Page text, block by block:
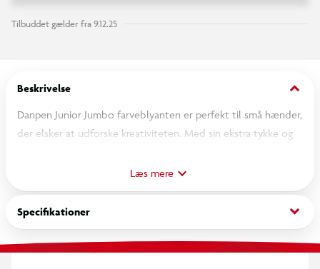
Tilbuddet gælder fra 9.12.25
Beskrivelse keyboard_arrow_down
Danpen Junior Jumbo farveblyanten er perfekt til små hænder,
der elsker at udforske kreativiteten. Med sin ekstra tykke og
som hjælper med at udvikle korrekt skrivestilling og motoriske
færdigheder. Perfekt til skoler og kreative projekter
derhjemme.
Læs mere
Specifikationer keyboard_arrow_down